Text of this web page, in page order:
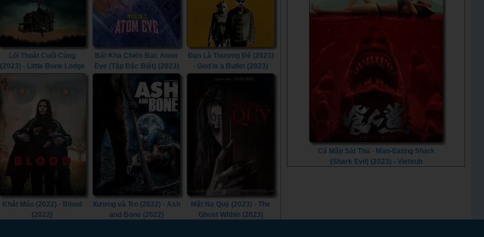
Lối Thoát Cuối Cùng
(2023) - Little Bone Lodge
Bất Khả Chiến Bại: Atom
Eve (Tập Đặc Biệt) (2023)
(2023)
Đạn Là Thượng Đế (2023)
- God Is a Bullet (2023)
Khát Máu (2022) - Blood
(2022)
Xương và Tro (2022) - Ash
and Bone (2022)
Mặt Nạ Quỷ (2023) - The
Ghost Within (2023)
Cá Mập Sát Thủ - Man-Eating Shark
(Shark Evil) (2023) - Vietsub